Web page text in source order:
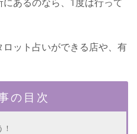
ット占いができる店や、有
の目次